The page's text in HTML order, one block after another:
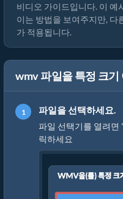
비디오 가이드입니다. 이 예
이는 방법을 보여주지만, 다
가 적용됩니다.
wmv 파일을 특정 크기
파일을 선택하세요.
파일 선택기를 열려면
릭하세요